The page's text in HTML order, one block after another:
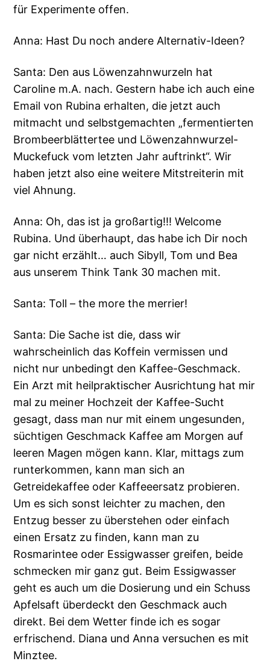
für Experimente offen.
Anna: Hast Du noch andere Alternativ-Ideen?
Santa: Den aus Löwenzahnwurzeln hat
Caroline m.A. nach. Gestern habe ich auch eine
Email von Rubina erhalten, die jetzt auch
mitmacht und selbstgemachten „fermentierten
Brombeerblättertee und Löwenzahnwurzel-
Muckefuck vom letzten Jahr auftrinkt“. Wir
haben jetzt also eine weitere Mitstreiterin mit
viel Ahnung.
Anna: Oh, das ist ja großartig!!! Welcome
Rubina. Und überhaupt, das habe ich Dir noch
gar nicht erzählt… auch Sibyll, Tom und Bea
aus unserem Think Tank 30 machen mit.
Santa: Toll – the more the merrier!
Santa: Die Sache ist die, dass wir
wahrscheinlich das Koffein vermissen und
nicht nur unbedingt den Kaffee-Geschmack.
Ein Arzt mit heilpraktischer Ausrichtung hat mir
mal zu meiner Hochzeit der Kaffee-Sucht
gesagt, dass man nur mit einem ungesunden,
süchtigen Geschmack Kaffee am Morgen auf
leeren Magen mögen kann. Klar, mittags zum
runterkommen, kann man sich an
Getreidekaffee oder Kaffeeersatz probieren.
Um es sich sonst leichter zu machen, den
Entzug besser zu überstehen oder einfach
einen Ersatz zu finden, kann man zu
Rosmarintee oder Essigwasser greifen, beide
schmecken mir ganz gut. Beim Essigwasser
geht es auch um die Dosierung und ein Schuss
Apfelsaft überdeckt den Geschmack auch
direkt. Bei dem Wetter finde ich es sogar
erfrischend. Diana und Anna versuchen es mit
Minztee.